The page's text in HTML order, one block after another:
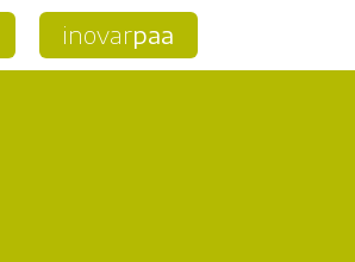
inovarpaa